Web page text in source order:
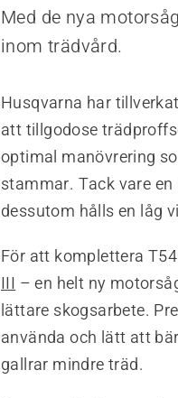
Med de nya
inom trädvård.
Husqvarna har tillverkat
att tillgodose
optimal manövrering
stammar. Tack vare
dessutom hålls en låg
För att komplettera
III – en helt ny
lättare skogsarbete.
använda och lätt att
gallrar mindre träd.